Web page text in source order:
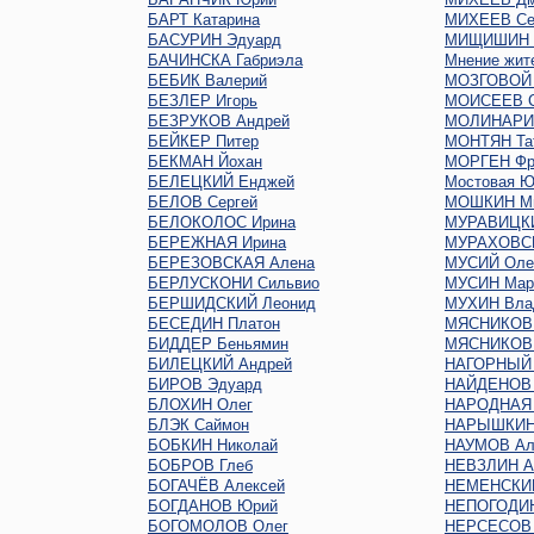
БАРТ Катарина
МИХЕЕВ
БАСУРИН Эдуард
МИЩИШИН
БАЧИНСКА Габриэла
Мнение
БЕБИК Валерий
МОЗГОВОЙ
БЕЗЛЕР Игорь
МОИСЕЕВ
БЕЗРУКОВ Андрей
МОЛИНАРИ
БЕЙКЕР Питер
МОНТЯН
БЕКМАН Йохан
МОРГЕН
БЕЛЕЦКИЙ Енджей
Мостовая
БЕЛОВ Сергей
МОШКИН
БЕЛОКОЛОС Ирина
БЕРЕЖНАЯ Ирина
БЕРЕЗОВСКАЯ Алена
МУСИЙ
БЕРЛУСКОНИ Сильвио
МУСИН
БЕРШИДСКИЙ Леонид
МУХИН
БЕСЕДИН Платон
МЯСНИКОВ
БИДДЕР Беньямин
МЯСНИКОВ
БИЛЕЦКИЙ Андрей
НАГОРНЫЙ
БИРОВ Эдуард
НАЙДЕНОВ
БЛОХИН Олег
БЛЭК Саймон
НАРЫШКИН
БОБКИН Николай
НАУМОВ
БОБРОВ Глеб
НЕВЗЛИН
БОГАЧЁВ Алексей
БОГДАНОВ Юрий
БОГОМОЛОВ Олег
НЕРСЕСОВ